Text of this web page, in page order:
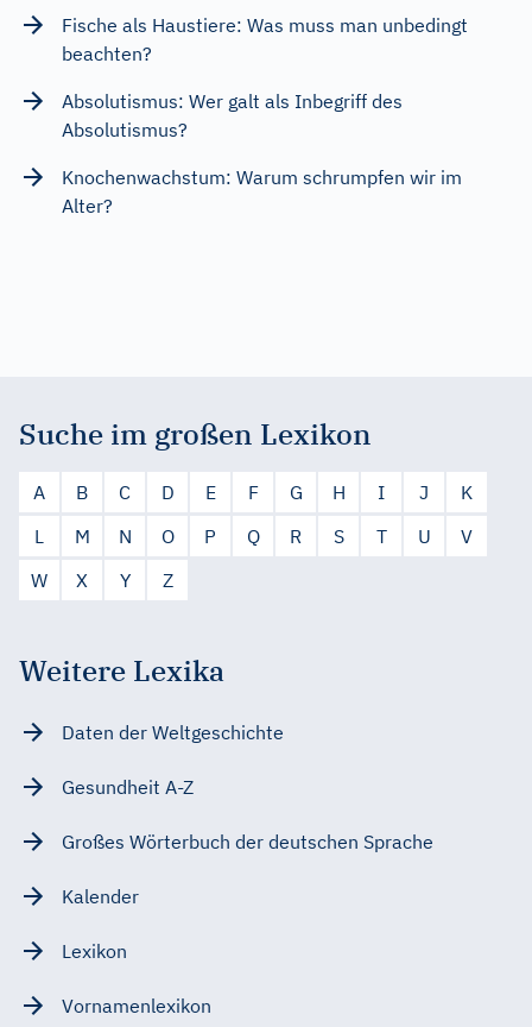
Fische als Haustiere: Was muss man unbedingt
beachten?
Absolutismus: Wer galt als Inbegriff des
Absolutismus?
Knochenwachstum: Warum schrumpfen wir im
Alter?
Suche im großen Lexikon
A B C D E F G H I J
K
L
M N O P Q R S T U
V
W
X Y Z
Weitere Lexika
Daten der Weltgeschichte
Gesundheit A-Z
Großes Wörterbuch der deutschen Sprache
Kalender
Lexikon
Vornamenlexikon